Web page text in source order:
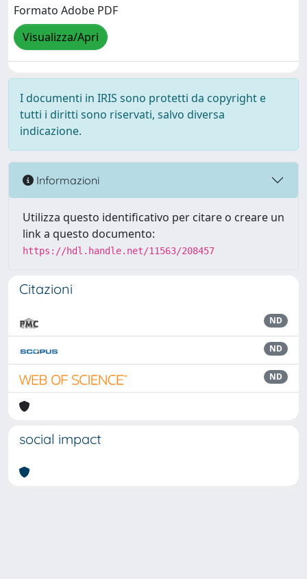
Formato Adobe PDF
Visualizza/Apri
I documenti in IRIS sono protetti da copyright e
tutti i diritti sono riservati, salvo diversa
indicazione.
Informazioni
Utilizza questo identificativo per citare o creare un
link a questo documento:
https://hdl.handle.net/11563/208457
Citazioni
ND
ND
ND
social impact